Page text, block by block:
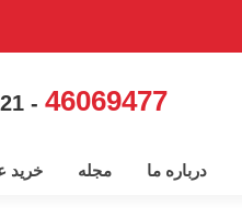
46069477
- 021
درباره ما مجله خرید